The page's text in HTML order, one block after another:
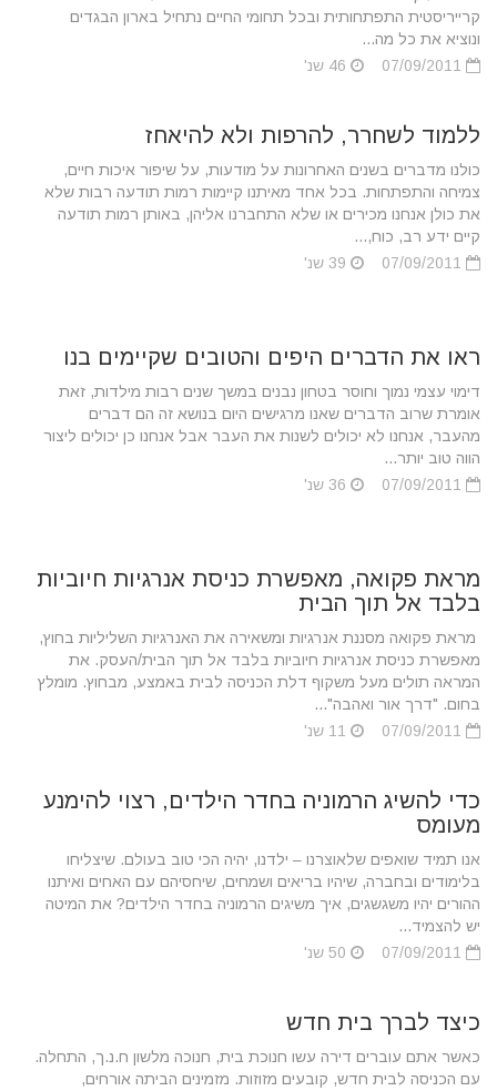
קרייריסטית התפתחותית ובכל תחומי החיים נתחיל בארון הבגדים
ונוציא את כל מה...
ללמוד לשחרר, להרפות ולא להיאחז
כולנו מדברים בשנים האחרונות על מודעות, על שיפור איכות חיים,
צמיחה והתפתחות. בכל אחד מאיתנו קיימות רמות תודעה רבות שלא
את כולן אנחנו מכירים או שלא התחברנו אליהן, באותן רמות תודעה
קיים ידע רב, כוח,...
ראו את הדברים היפים והטובים שקיימים בנו
דימוי עצמי נמוך וחוסר בטחון נבנים במשך שנים רבות מילדות, זאת
אומרת שרוב הדברים שאנו מרגישים היום בנושא זה הם דברים
מהעבר, אנחנו לא יכולים לשנות את העבר אבל אנחנו כן יכולים ליצור
הווה טוב יותר...
מראת פקואה, מאפשרת כניסת אנרגיות חיוביות
בלבד אל תוך הבית
מראת פקואה מסננת אנרגיות ומשאירה את האנרגיות השליליות בחוץ,
מאפשרת כניסת אנרגיות חיוביות בלבד אל תוך הבית/העסק. את
המראה תולים מעל משקוף דלת הכניסה לבית באמצע, מבחוץ. מומלץ
בחום. "דרך אור ואהבה"...
כדי להשיג הרמוניה בחדר הילדים, רצוי להימנע
מעומס
אנו תמיד שואפים שלאוצרנו – ילדנו, יהיה הכי טוב בעולם. שיצליחו
בלימודים ובחברה, שיהיו בריאים ושמחים, שיחסיהם עם האחים ואיתנו
ההורים יהיו משגשגים, איך משיגים הרמוניה בחדר הילדים? את המיטה
יש להצמיד...
כיצד לברך בית חדש
כאשר אתם עוברים דירה עשו חנוכת בית, חנוכה מלשון ח.נ.ך, התחלה.
עם הכניסה לבית חדש, קובעים מזוזות. מזמינים הביתה אורחים,